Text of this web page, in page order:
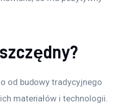
od budowy tradycyjnego
materiałów i technologii.